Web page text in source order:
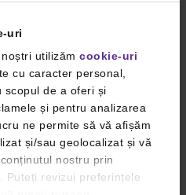
uri
utilizăm cookie-uri
cu caracter personal,
scopul de a oferi și
și pentru analizarea
ne permite să vă afișăm
și/sau geolocalizat și vă
nostru prin
Puteți revizui preferințele